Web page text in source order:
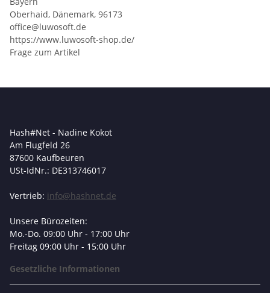
Oberhaid, Dänemark, 96173
office@luwosoft.de
https://www.luwosoft-shop.de/
Frage zum Artikel
Hash#Net - Nadine Kokot
Am Flugfeld 26
87600 Kaufbeuren
USt-IdNr.: DE313746017
Vertrieb: info@hashnet.de
Unsere Bürozeiten:
Mo.-Do. 09:00 Uhr - 17:00 Uhr
Freitag 09:00 Uhr - 15:00 Uhr
Gesetzliche Informationen